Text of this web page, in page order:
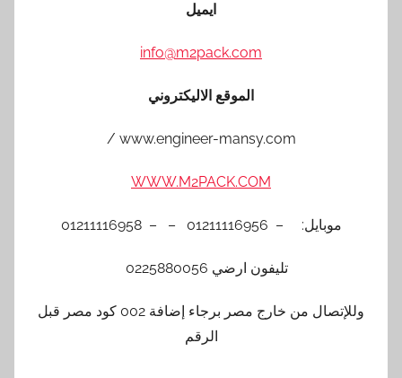
ايميل
info@m2pack.com
الموقع الاليكتروني
www.engineer-mansy.com /
WWW.M2PACK.COM
موبايل: – 01211116956 – – 01211116958
تليفون ارضي 0225880056
وللإتصال من خارج مصر برجاء إضافة 002 كود مصر قبل
الرقم